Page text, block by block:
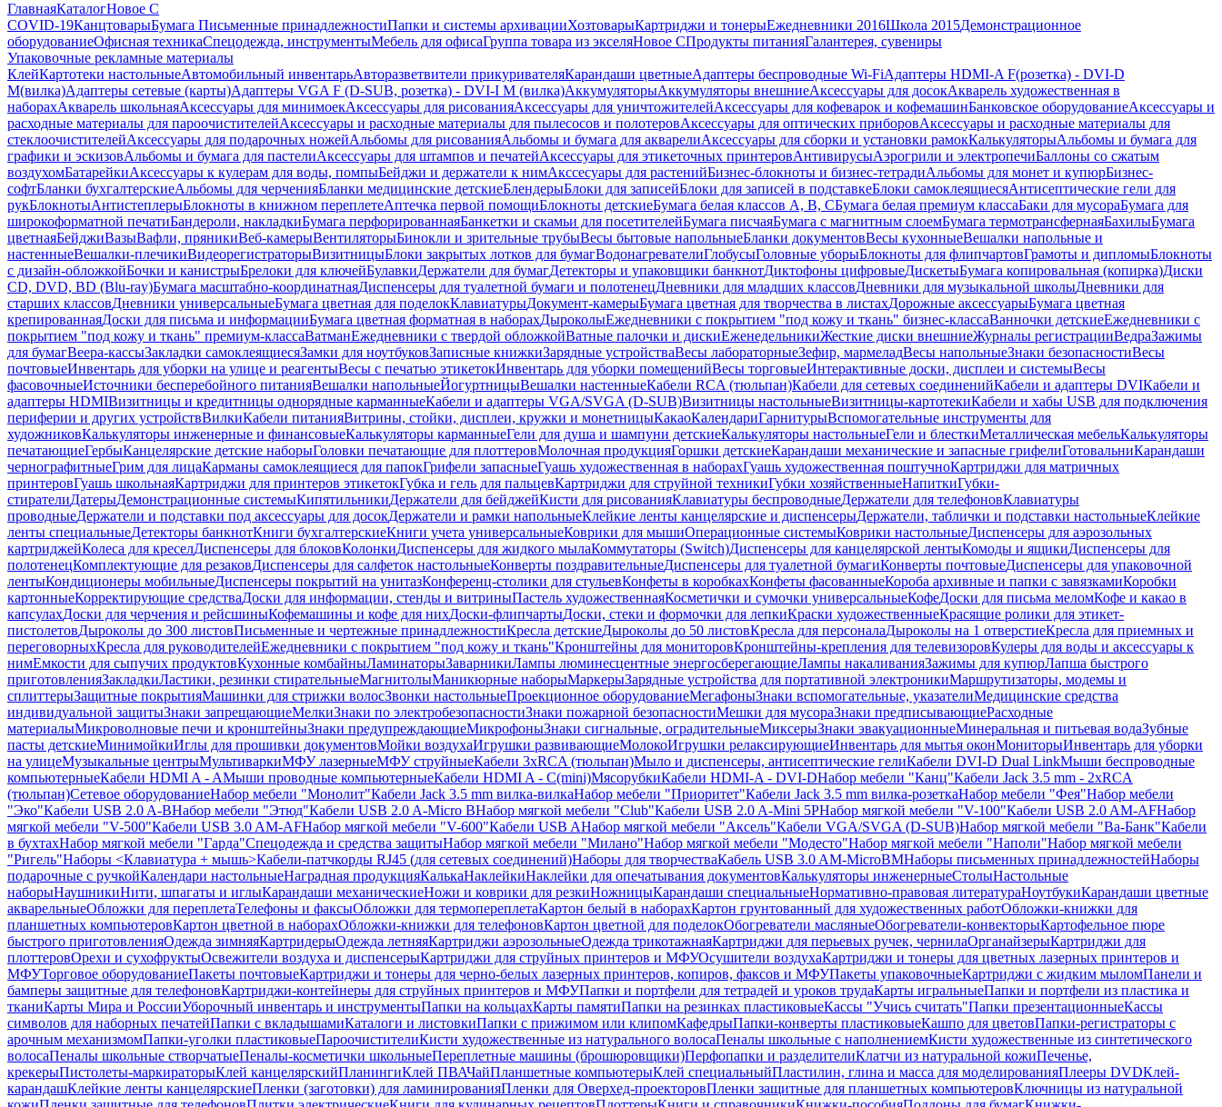
ГлавнаяКаталогНовое С
COVID-19КанцтоварыБумага Письменные принадлежностиПапки и системы архивацииХозтоварыКартриджи и тонерыЕжедневники 2016Школа 2015Демонстрационное
оборудованиеОфисная техникаСпецодежда, инструментыМебель для офисаГруппа товара из экселяНовое СПродукты питанияГалантерея, сувениры
Упаковочные рекламные материалы
КлейКартотеки настольныеАвтомобильный инвентарьАвторазветвители прикуривателяКарандаши цветныеАдаптеры беспроводные Wi-FiАдаптеры HDMI-A F(розетка) - DVI-D
M(вилка)Адаптеры сетевые (карты)Адаптеры VGA F (D-SUB, розетка) - DVI-I M (вилка)АккумуляторыАккумуляторы внешниеАксессуары для досокАкварель художественная в
наборахАкварель школьнаяАксессуары для минимоекАксессуары для рисованияАксессуары для уничтожителейАксессуары для кофеварок и кофемашинБанковское оборудованиеАксессуары и
расходные материалы для пароочистителейАксессуары и расходные материалы для пылесосов и полотеровАксессуары для оптических приборовАксессуары и расходные материалы для
стеклоочистителейАксессуары для подарочных ножейАльбомы для рисованияАльбомы и бумага для акварелиАксессуары для сборки и установки рамокКалькуляторыАльбомы и бумага для
графики и эскизовАльбомы и бумага для пастелиАксессуары для штампов и печатейАксессуары для этикеточных принтеровАнтивирусыАэрогрили и электропечиБаллоны со сжатым
воздухомБатарейкиАксессуары к кулерам для воды, помпыБейджи и держатели к нимАкссесуары для растенийБизнес-блокноты и бизнес-тетрадиАльбомы для монет и купюрБизнес-
софтБланки бухгалтерскиеАльбомы для черченияБланки медицинские детскиеБлендерыБлоки для записейБлоки для записей в подставкеБлоки самоклеящиесяАнтисептические гели для
рукБлокнотыАнтистеплерыБлокноты в книжном переплетеАптечка первой помощиБлокноты детскиеБумага белая классов А, В, СБумага белая премиум классаБаки для мусораБумага для
широкоформатной печатиБандероли, накладкиБумага перфорированнаяБанкетки и скамьи для посетителейБумага писчаяБумага с магнитным слоемБумага термотрансфернаяБахилыБумага
цветнаяБейджиВазыВафли, пряникиВеб-камерыВентиляторыБинокли и зрительные трубыВесы бытовые напольныеБланки документовВесы кухонныеВешалки напольные и
настенныеВешалки-плечикиВидеорегистраторыВизитницыБлоки закрытых лотков для бумагВодонагревателиГлобусыГоловные уборыБлокноты для флипчартовГрамоты и дипломыБлокноты
с дизайн-обложкойБочки и канистрыБрелоки для ключейБулавкиДержатели для бумагДетекторы и упаковщики банкнотДиктофоны цифровыеДискетыБумага копировальная (копирка)Диски
CD, DVD, BD (Blu-ray)Бумага масштабно-координатнаяДиспенсеры для туалетной бумаги и полотенецДневники для младших классовДневники для музыкальной школыДневники для
старших классовДневники универсальныеБумага цветная для поделокКлавиатурыДокумент-камерыБумага цветная для творчества в листахДорожные аксессуарыБумага цветная
крепированнаяДоски для письма и информацииБумага цветная форматная в наборахДыроколыЕжедневники с покрытием "под кожу и ткань" бизнес-классаВанночки детскиеЕжедневники с
покрытием "под кожу и ткань" премиум-классаВатманЕжедневники с твердой обложкойВатные палочки и дискиЕженедельникиЖесткие диски внешниеЖурналы регистрацииВедраЗажимы
для бумагВеера-кассыЗакладки самоклеящиесяЗамки для ноутбуковЗаписные книжкиЗарядные устройстваВесы лабораторныеЗефир, мармеладВесы напольныеЗнаки безопасностиВесы
почтовыеИнвентарь для уборки на улице и реагентыВесы с печатью этикетокИнвентарь для уборки помещенийВесы торговыеИнтерактивные доски, дисплеи и системыВесы
фасовочныеИсточники бесперебойного питанияВешалки напольныеЙогуртницыВешалки настенныеКабели RCA (тюльпан)Кабели для сетевых соединенийКабели и адаптеры DVIКабели и
адаптеры HDMIВизитницы и кредитницы однорядные карманныеКабели и адаптеры VGA/SVGA (D-SUB)Визитницы настольныеВизитницы-картотекиКабели и хабы USB для подключения
периферии и других устройствВилкиКабели питанияВитрины, стойки, дисплеи, кружки и монетницыКакаоКалендариГарнитурыВспомогательные инструменты для
художниковКалькуляторы инженерные и финансовыеКалькуляторы карманныеГели для душа и шампуни детскиеКалькуляторы настольныеГели и блесткиМеталлическая мебельКалькуляторы
печатающиеГербыКанцелярские детские наборыГоловки печатающие для плоттеровМолочная продукцияГоршки детскиеКарандаши механические и запасные грифелиГотовальниКарандаши
чернографитныеГрим для лицаКарманы самоклеящиеся для папокГрифели запасныеГуашь художественная в наборахГуашь художественная поштучноКартриджи для матричных
принтеровГуашь школьнаяКартриджи для принтеров этикетокГубка и гель для пальцевКартриджи для струйной техникиГубки хозяйственныеНапиткиГубки-
стирателиДатерыДемонстрационные системыКипятильникиДержатели для бейджейКисти для рисованияКлавиатуры беспроводныеДержатели для телефоновКлавиатуры
проводныеДержатели и подставки под аксессуары для досокДержатели и рамки напольныеКлейкие ленты канцелярские и диспенсерыДержатели, таблички и подставки настольныеКлейкие
ленты специальныеДетекторы банкнотКниги бухгалтерскиеКниги учета универсальныеКоврики для мышиОперационные системыКоврики настольныеДиспенсеры для аэрозольных
картриджейКолеса для креселДиспенсеры для блоковКолонкиДиспенсеры для жидкого мылаКоммутаторы (Switch)Диспенсеры для канцелярской лентыКомоды и ящикиДиспенсеры для
полотенецКомплектующие для резаковДиспенсеры для салфеток настольныеКонверты поздравительныеДиспенсеры для туалетной бумагиКонверты почтовыеДиспенсеры для упаковочной
лентыКондиционеры мобильныеДиспенсеры покрытий на унитазКонференц-столики для стульевКонфеты в коробкахКонфеты фасованныеКороба архивные и папки с завязкамиКоробки
картонныеКорректирующие средстваДоски для информации, стенды и витриныПастель художественнаяКосметички и сумочки универсальныеКофеДоски для письма меломКофе и какао в
капсулахДоски для черчения и рейсшиныКофемашины и кофе для нихДоски-флипчартыДоски, стеки и формочки для лепкиКраски художественныеКрасящие ролики для этикет-
пистолетовДыроколы до 300 листовПисьменные и чертежные принадлежностиКресла детскиеДыроколы до 50 листовКресла для персоналаДыроколы на 1 отверстиеКресла для приемных и
переговорныхКресла для руководителейЕжедневники с покрытием "под кожу и ткань"Кронштейны для мониторовКронштейны-крепления для телевизоровКулеры для воды и аксессуары к
нимЕмкости для сыпучих продуктовКухонные комбайныЛаминаторыЗаварникиЛампы люминесцентные энергосберегающиеЛампы накаливанияЗажимы для купюрЛапша быстрого
приготовленияЗакладкиЛастики, резинки стирательныеМагнитолыМаникюрные наборыМаркерыЗарядные устройства для портативной электроникиМаршрутизаторы, модемы и
сплиттерыЗащитные покрытияМашинки для стрижки волосЗвонки настольныеПроекционное оборудованиеМегафоныЗнаки вспомогательные, указателиМедицинские средства
индивидуальной защитыЗнаки запрещающиеМелкиЗнаки по электробезопасностиЗнаки пожарной безопасностиМешки для мусораЗнаки предписывающиеРасходные
материалыМикроволновые печи и кронштейныЗнаки предупреждающиеМикрофоныЗнаки сигнальные, оградительныеМиксерыЗнаки эвакуационныеМинеральная и питьевая водаЗубные
пасты детскиеМинимойкиИглы для прошивки документовМойки воздухаИгрушки развивающиеМолокоИгрушки релаксирующиеИнвентарь для мытья оконМониторыИнвентарь для уборки
на улицеМузыкальные центрыМультиваркиМФУ лазерныеМФУ струйныеКабели 3xRCA (тюльпан)Мыло и диспенсеры, антисептические гелиКабели DVI-D Dual LinkМыши беспроводные
компьютерныеКабели HDMI A - AМыши проводные компьютерныеКабели HDMI A - C(mini)МясорубкиКабели HDMI-A - DVI-DНабор мебели "Канц"Кабели Jack 3.5 mm - 2xRCA
(тюльпан)Сетевое оборудованиеНабор мебели "Монолит"Кабели Jack 3.5 mm вилка-вилкаНабор мебели "Приоритет"Кабели Jack 3.5 mm вилка-розеткаНабор мебели "Фея"Набор мебели
"Эко"Кабели USB 2.0 A-BНабор мебели "Этюд"Кабели USB 2.0 A-Micro BНабор мягкой мебели "Club"Кабели USB 2.0 A-Mini 5PНабор мягкой мебели "V-100"Кабели USB 2.0 AM-AFНабор
мягкой мебели "V-500"Кабели USB 3.0 AM-AFНабор мягкой мебели "V-600"Кабели USB AНабор мягкой мебели "Аксель"Кабели VGA/SVGA (D-SUB)Набор мягкой мебели "Ва-Банк"Кабели
в бухтахНабор мягкой мебели "Гарда"Спецодежда и средства защитыНабор мягкой мебели "Милано"Набор мягкой мебели "Модесто"Набор мягкой мебели "Наполи"Набор мягкой мебели
"Ригель"Наборы <Клавиатура + мышь>Кабели-патчкорды RJ45 (для сетевых соединений)Наборы для творчестваКабель USB 3.0 AM-MicroBMНаборы письменных принадлежностейНаборы
подарочные с ручкойКалендари настольныеНаградная продукцияКалькаНаклейкиНаклейки для опечатывания документовКалькуляторы инженерныеСтолыНастольные
наборыНаушникиНити, шпагаты и иглыКарандаши механическиеНожи и коврики для резкиНожницыКарандаши специальныеНормативно-правовая литератураНоутбукиКарандаши цветные
акварельныеОбложки для переплетаТелефоны и факсыОбложки для термопереплетаКартон белый в наборахКартон грунтованный для художественных работОбложки-книжки для
планшетных компьютеровКартон цветной в наборахОбложки-книжки для телефоновКартон цветной для поделокОбогреватели масляныеОбогреватели-конвекторыКартофельное пюре
быстрого приготовленияОдежда зимняяКартридерыОдежда летняяКартриджи аэрозольныеОдежда трикотажнаяКартриджи для перьевых ручек, чернилаОрганайзерыКартриджи для
плоттеровОрехи и сухофруктыОсвежители воздуха и диспенсерыКартриджи для струйных принтеров и МФУОсушители воздухаКартриджи и тонеры для цветных лазерных принтеров и
МФУТорговое оборудованиеПакеты почтовыеКартриджи и тонеры для черно-белых лазерных принтеров, копиров, факсов и МФУПакеты упаковочныеКартриджи с жидким мыломПанели и
бамперы защитные для телефоновКартриджи-контейнеры для струйных принтеров и МФУПапки и портфели для тетрадей и уроков трудаКарты игральныеПапки и портфели из пластика и
тканиКарты Мира и РоссииУборочный инвентарь и инструментыПапки на кольцахКарты памятиПапки на резинках пластиковыеКассы "Учись считать"Папки презентационныеКассы
символов для наборных печатейПапки с вкладышамиКаталоги и листовкиПапки с прижимом или клипомКафедрыПапки-конверты пластиковыеКашпо для цветовПапки-регистраторы с
арочным механизмомПапки-уголки пластиковыеПароочистителиКисти художественные из натурального волосаПеналы школьные с наполнениемКисти художественные из синтетического
волосаПеналы школьные створчатыеПеналы-косметички школьныеПереплетные машины (брошюровщики)Перфопапки и разделителиКлатчи из натуральной кожиПеченье,
крекерыПистолеты-маркираторыКлей канцелярскийПланингиКлей ПВАЧайПланшетные компьютерыКлей специальныйПластилин, глина и масса для моделированияПлееры DVDКлей-
карандашКлейкие ленты канцелярскиеПленки (заготовки) для ламинированияПленки для Оверхед-проекторовПленки защитные для планшетных компьютеровКлючницы из натуральной